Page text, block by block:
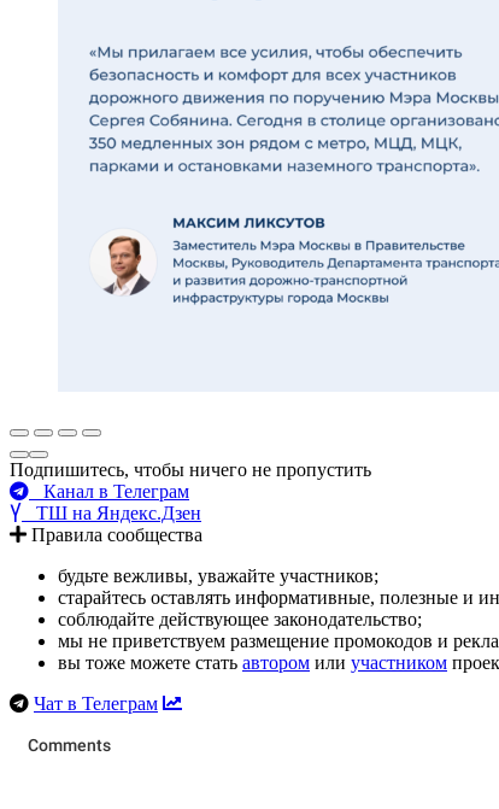
Подпишитесь, чтобы ничего не пропустить
Канал в Телеграм
ТШ на Яндекс.Дзен
Правила сообщества
будьте вежливы, уважайте участников;
старайтесь оставлять информативные, полезные и
соблюдайте действующее законодательство;
мы не приветствуем размещение промокодов и
вы тоже можете стать автором или участником
Чат в Телеграм